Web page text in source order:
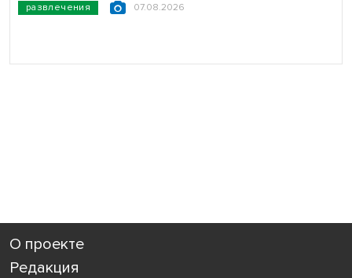
развлечения 07.08.2026
О проекте
Редакция